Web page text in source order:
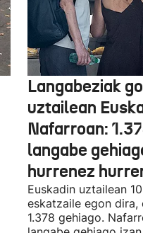
Langabeziak
uztailean
Nafarroan:
langabe
hurrenez
Euskadin uztailean
eskatzaile egon dira,
1.378 gehiago.